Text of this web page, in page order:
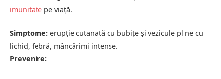
imunitate pe viață.
Simptome: erupție cutanată cu bubițe și vezicule pline cu
lichid, febră, mâncărimi intense.
Prevenire: